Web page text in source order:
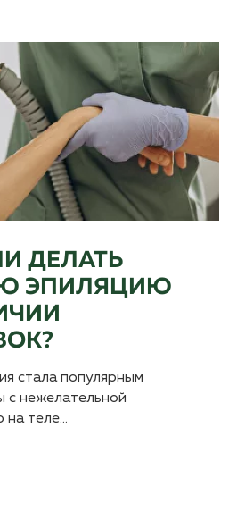
ДЕЛАТЬ
ЭПИЛЯЦИЮ
стала популярным
с нежелательной
на теле…